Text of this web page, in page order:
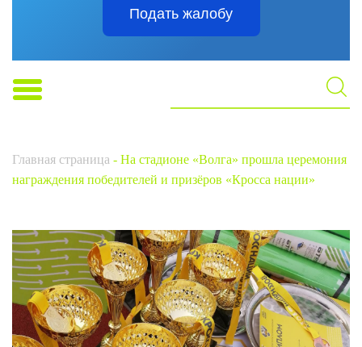
Подать жалобу
Главная страница - На стадионе «Волга» прошла церемония
награждения победителей и призёров «Кросса нации»